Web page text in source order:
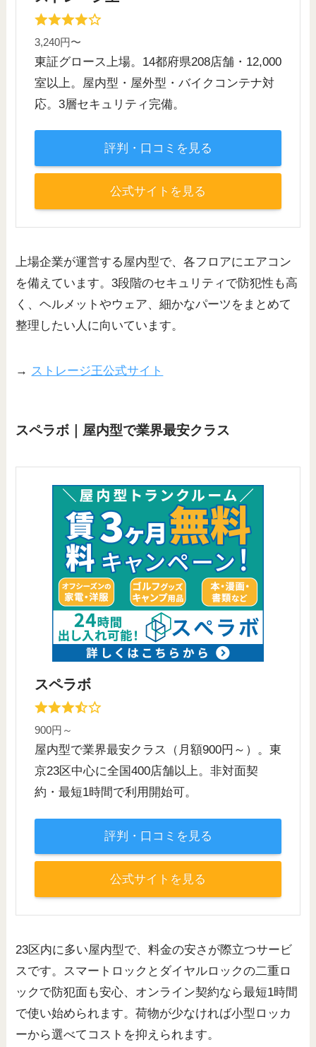
3,240円〜
東証グロース上場。14都府県208店舗・12,000
室以上。屋内型・屋外型・バイクコンテナ対
応。3層セキュリティ完備。
評判・口コミを見る
公式サイトを見る
上場企業が運営する屋内型で、各フロアにエアコン
を備えています。3段階のセキュリティで防犯性も高
く、ヘルメットやウェア、細かなパーツをまとめて
整理したい人に向いています。
→ ストレージ王公式サイト
スペラボ｜屋内型で業界最安クラス
スペラボ
900円～
屋内型で業界最安クラス（月額900円～）。東
京23区中心に全国400店舗以上。非対面契
約・最短1時間で利用開始可。
評判・口コミを見る
公式サイトを見る
23区内に多い屋内型で、料金の安さが際立つサービ
スです。スマートロックとダイヤルロックの二重ロ
ックで防犯面も安心、オンライン契約なら最短1時間
で使い始められます。荷物が少なければ小型ロッカ
ーから選べてコストを抑えられます。